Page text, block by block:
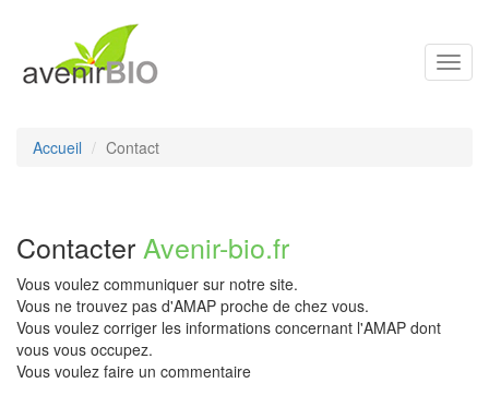
Accueil Contact
Contacter Avenir-bio.fr
Vous voulez communiquer sur notre site.
Vous ne trouvez pas d'AMAP proche de chez vous.
Vous voulez corriger les informations concernant l'AMAP dont
vous vous occupez.
Vous voulez faire un commentaire